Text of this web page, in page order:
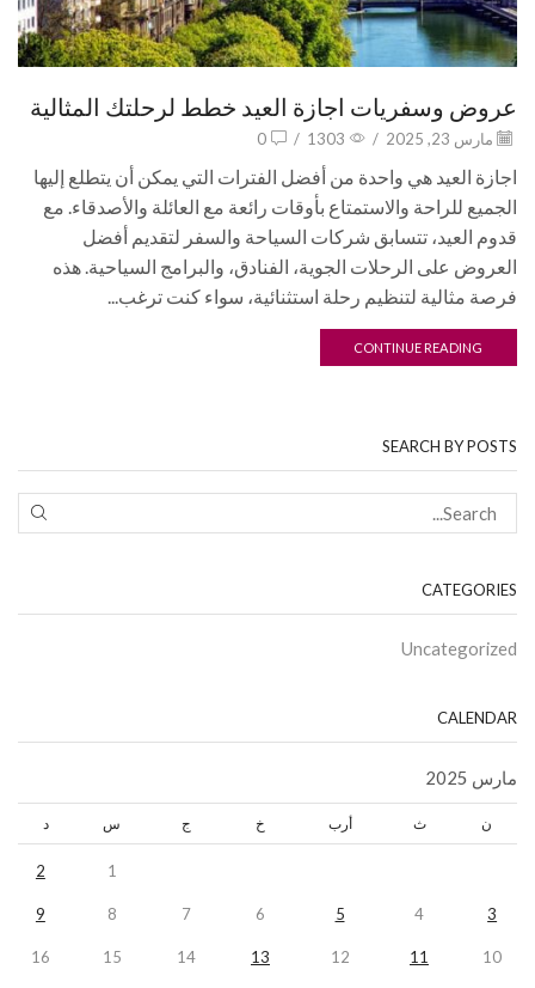
عروض وسفريات اجازة العيد خطط لرحلتك المثالية
مارس 23, 2025 /
1303
/
0
اجازة العيد هي واحدة من أفضل الفترات التي يمكن أن يتطلع إليها
الجميع للراحة والاستمتاع بأوقات رائعة مع العائلة والأصدقاء. مع
قدوم العيد، تتسابق شركات السياحة والسفر لتقديم أفضل
العروض على الرحلات الجوية، الفنادق، والبرامج السياحية. هذه
فرصة مثالية لتنظيم رحلة استثنائية، سواء كنت ترغب...
CONTINUE READING
SEARCH BY POSTS
CATEGORIES
Uncategorized
CALENDAR
مارس 2025
ن ث أرب خ ج س د
1
2
3
4
5
6
7
8
9
10
11
12
13
14
15
16